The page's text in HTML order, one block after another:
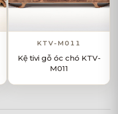
KTV-M011
Kệ tivi gỗ óc chó KTV-
M011